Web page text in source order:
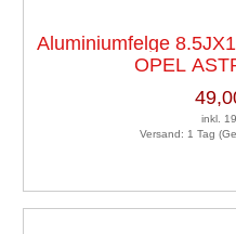
Aluminiumfelge
OPEL
inkl.
Versand: 1 Tag